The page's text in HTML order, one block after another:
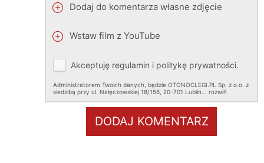
Dodaj do komentarza własne zdjęcie
Wstaw film z YouTube
Akceptuję regulamin i politykę prywatności.
Administratorem Twoich danych, będzie OTONOCLEGI.PL Sp. z o.o. z
siedzibą przy ul. Nałęczowskiej 18/156, 20-701 Lublin.
rozwiń
DODAJ KOMENTARZ